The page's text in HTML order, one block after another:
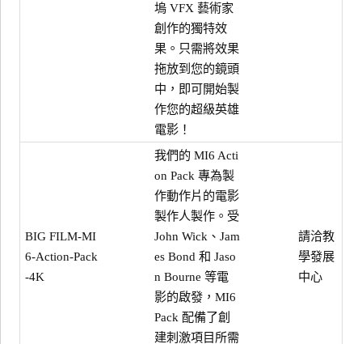
塢 VFX 藝術家
創作的獨特效
果。只需將效果
拖放到您的鏡頭
中，即可開始製
作您的超級英雄
電影！
BIG FILM-MI
6-Action-Pack
-4K
我們的 MI6 Acti
on Pack 專為製
作動作片的電影
製作人製作。受
John Wick、Jam
es Bond 和 Jaso
n Bourne 等電
影的啟發，MI6
Pack 配備了創
建刺激項目所需
請洽教
學發展
中心